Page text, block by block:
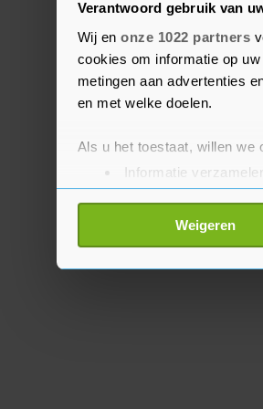
Verantwoord gebruik van
Wij en onze 1022 partners
cookies om informatie op
metingen aan advertenties
en met welke doelen.
Als u het toestaat, willen we
Informatie
Uw apparaat
Lees meer over hoe uw
toestemming op elk moment
Weigeren
aan bedrijven geen
opgelegd, zoals dat
maakt de lage rente
spotgoedkoop en jaagt